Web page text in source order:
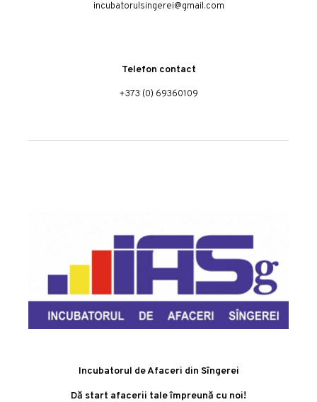
incubatorulsingerei@gmail.com
Telefon contact
+373 (0) 69360109
Incubatorul de Afaceri din Sîngerei
Dă start afacerii tale împreună cu noi!